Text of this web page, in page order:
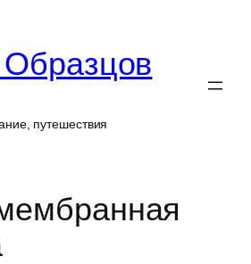
Образцов
путешествия